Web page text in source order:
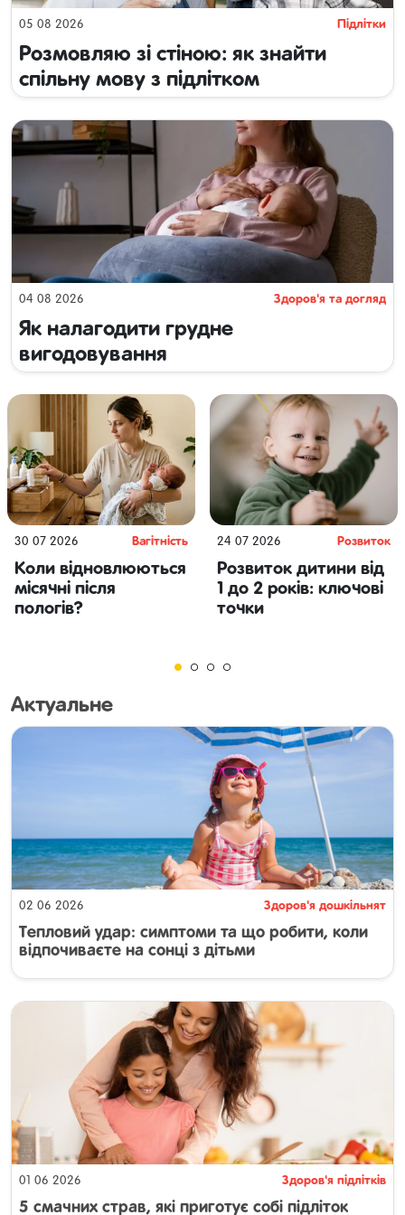
05 08 2026 Підлітки
Розмовляю зі стіною: як знайти
спільну мову з підлітком
04 08 2026 Здоров'я та догляд
Як налагодити грудне
вигодовування
30 07 2026 Вагітність
Коли відновлюються
місячні після
пологів?
24 07 2026
Розвиток
тоддлерів (1-4
р.)
Розвиток дитини від
1 до 2 років: ключові
точки
Актуальне
02 06 2026 Здоров'я дошкільнят
Тепловий удар: симптоми та що робити, коли
відпочиваєте на сонці з дітьми
01 06 2026 Здоров'я підлітків
5 смачних страв, які приготує собі підліток